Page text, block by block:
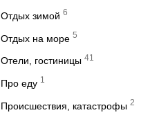
Отдых зимой 6
Отдых на море 5
Отели, гостиницы 41
Про еду 1
Происшествия, катастрофы 2